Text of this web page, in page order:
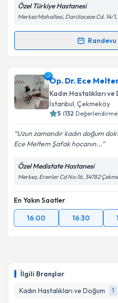
İlgili Branşlar
Kadın Hastalıkları ve Doğum
1
Kişisel verilerimin
Metni'ni okudum ve
kapsamda işlenmesini
Özel Türkiye Hastanesi
Merkez Mahallesi, Darülaceze Cd. 14/1,
Randevu Takvimi
Op. Dr. Şakir Volkan
talebi oluşturun. Size bu
için bir takvim
bilgilendireceğiz.
E-posta Adresiniz
Kişisel verilerimin
kapsamda işlenmesini
Takvim
Op. Dr. Ece
Kadın Hastalıkları
İstanbul, Çekmeköy
5 (132
Uzun zamandır kadın doğum
Ece Meltem Şafak hocanın...
Özel Medistate Hastanesi
Merkez, Erenler Cd No:16, 34782
En Yakın Saatler
16:00
16:30